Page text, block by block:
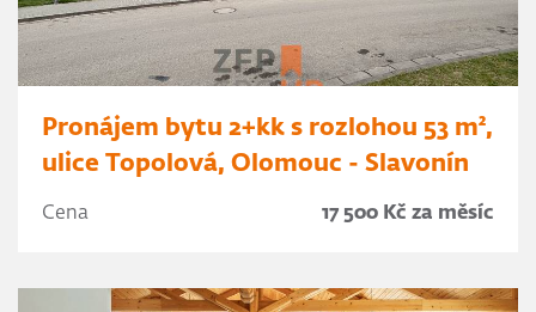
Pronájem bytu 2+kk s rozlohou 53 m²,
ulice Topolová, Olomouc - Slavonín
Cena 17 500 Kč za měsíc